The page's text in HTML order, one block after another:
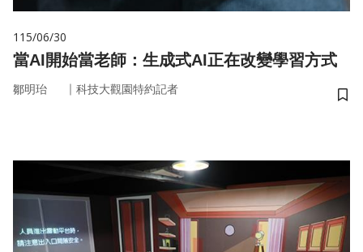
115/06/30
當AI開始當老師：生成式AI正在改變學習方式
鄒明珆 ｜ 科技大觀園特約記者
儲